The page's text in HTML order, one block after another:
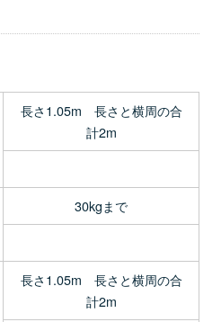
長さ1.05m 長さと横周の合
計2m
30kgまで
長さ1.05m 長さと横周の合
計2m